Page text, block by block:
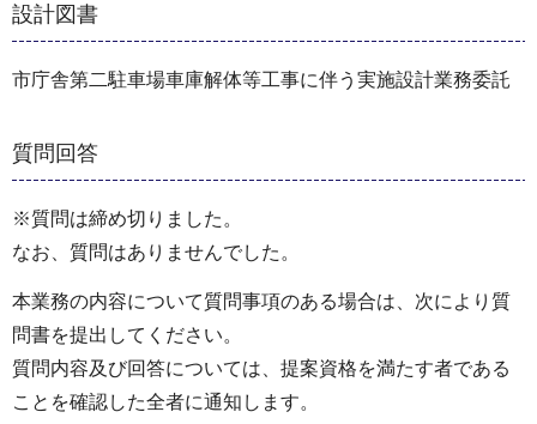
設計図書
市庁舎第二駐車場車庫解体等工事に伴う実施設計業務委託
質問回答
※質問は締め切りました。
なお、質問はありませんでした。
本業務の内容について質問事項のある場合は、次により質
問書を提出してください。
質問内容及び回答については、提案資格を満たす者である
ことを確認した全者に通知します。